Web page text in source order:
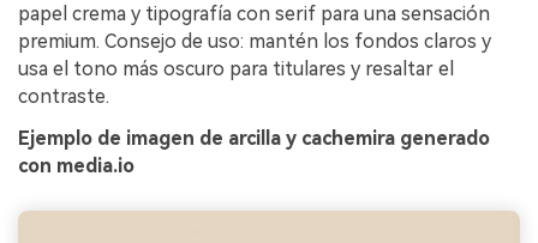
papel crema y tipografía con serif para una sensación
premium. Consejo de uso: mantén los fondos claros y
usa el tono más oscuro para titulares y resaltar el
contraste.
Ejemplo de imagen de arcilla y cachemira generado
con media.io